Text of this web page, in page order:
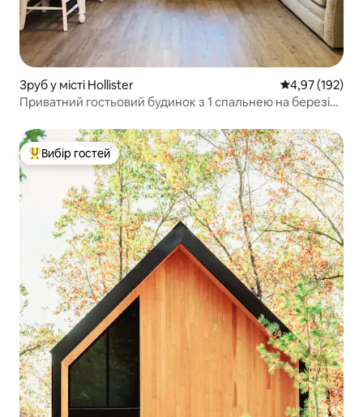
Зруб у місті Hollister Середня
4,97 (192)
Приватний гостьовий будинок з 1 спальнею на березі
Топ вибір гостей
Вибір гостей